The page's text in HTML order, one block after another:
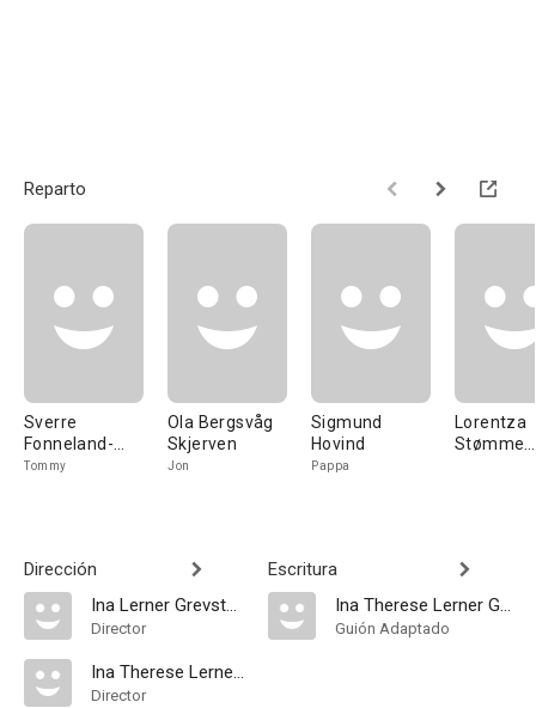
Reparto
Sverre
Fonneland-
Jensen
Tommy
Ola Bergsvåg
Skjerven
Jon
Sigmund
Hovind
Pappa
Lorentza
Stømme
Dirección
Ina Lerner Grevstad
Director
Ina Therese Lerner Grevstad
Director
Escritura
Ina Therese Lerner Grevstad
Guión Adaptado